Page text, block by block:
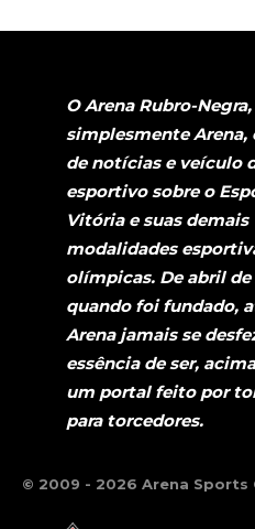
O Arena Rubro-
simplesmente Arena,
de notícias e veículo
esportivo sobre o
Vitória e suas demais
modalidades
olímpicas. De abril de
quando foi fundado,
Arena jamais se
essência de ser,
um portal feito por
para torcedores.
© 2009 - 2026 Arena Sports